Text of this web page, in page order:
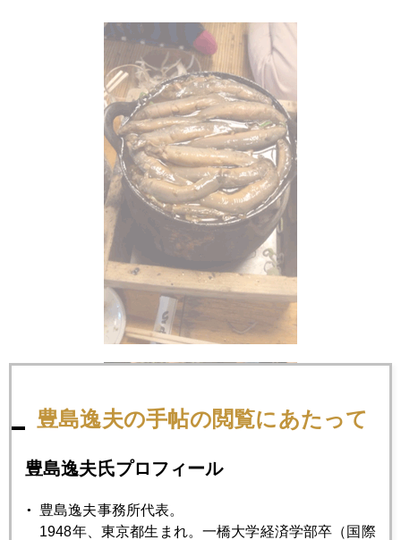
豊島逸夫の手帖の閲覧にあたって
豊島逸夫氏プロフィール
豊島逸夫事務所代表。
1948年、東京都生まれ。一橋大学経済学部卒（国際